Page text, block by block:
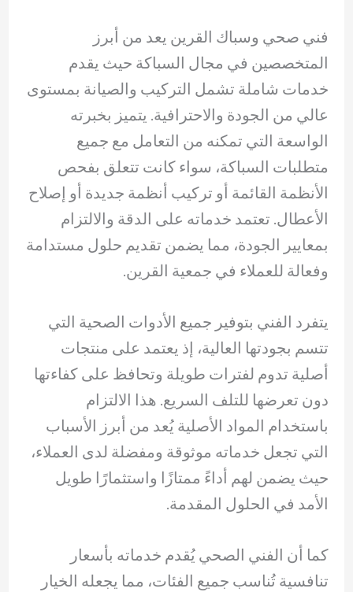
فني صحي وسباك القرين يعد من أبرز
المتخصصين في مجال السباكة حيث يقدم
خدمات شاملة تشمل التركيب والصيانة بمستوى
عالي من الجودة والاحترافية. يتميز بخبرته
الواسعة التي تمكنه من التعامل مع جميع
متطلبات السباكة، سواء كانت تتعلق بفحص
الأنظمة القائمة أو تركيب أنظمة جديدة أو إصلاح
الأعطال. تعتمد خدماته على الدقة والالتزام
بمعايير الجودة، مما يضمن تقديم حلول مستدامة
وفعالة للعملاء في جمعية القرين.
يتفرد الفني بتوفير جميع الأدوات الصحية التي
تتسم بجودتها العالية، إذ يعتمد على منتجات
أصلية تدوم لفترات طويلة وتحافظ على كفاءتها
دون تعرضها للتلف السريع. هذا الالتزام
باستخدام المواد الأصلية يُعد من أبرز الأسباب
التي تجعل خدماته موثوقة ومفضلة لدى العملاء،
حيث يضمن لهم أداءً ممتازًا واستثمارًا طويل
الأمد في الحلول المقدمة.
كما أن الفني الصحي يُقدم خدماته بأسعار
تنافسية تُناسب جميع الفئات، مما يجعله الخيار